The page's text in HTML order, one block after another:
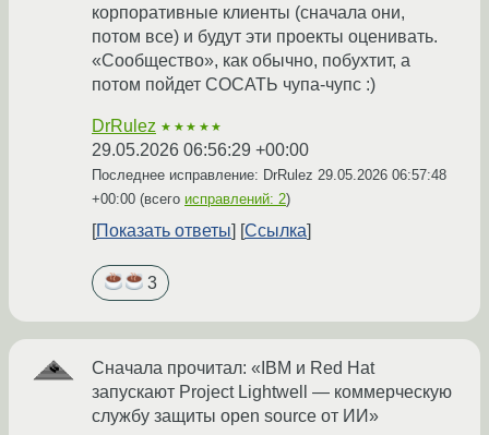
корпоративные клиенты (сначала они,
потом все) и будут эти проекты оценивать.
«Сообщество», как обычно, побухтит, а
потом пойдет СОСАТЬ чупа-чупс :)
DrRulez ★★★★★
29.05.2026 06:56:29 +00:00
Последнее исправление: DrRulez 29.05.2026 06:57:48
+00:00 (всего исправлений: 2)
Показать ответы Ссылка
3
Сначала прочитал: «IBM и Red Hat
запускают Project Lightwell — коммерческую
службу защиты open source от ИИ»